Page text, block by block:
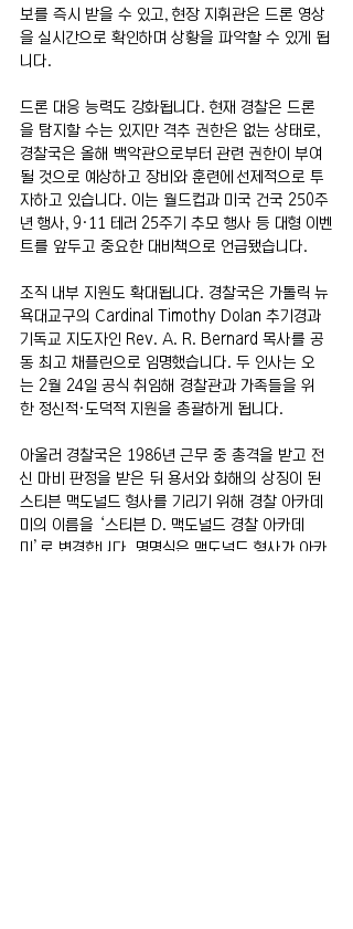
보를 즉시 받을 수 있고, 현장 지휘관은 드론 영상
을 실시간으로 확인하며 상황을 파악할 수 있게 됩
니다.
드론 대응 능력도 강화됩니다. 현재 경찰은 드론
을 탐지할 수는 있지만 격추 권한은 없는 상태로,
경찰국은 올해 백악관으로부터 관련 권한이 부여
될 것으로 예상하고 장비와 훈련에 선제적으로 투
자하고 있습니다. 이는 월드컵과 미국 건국 250주
년 행사, 9·11 테러 25주기 추모 행사 등 대형 이벤
트를 앞두고 중요한 대비책으로 언급됐습니다.
조직 내부 지원도 확대됩니다. 경찰국은 가톨릭 뉴
욕대교구의 Cardinal Timothy Dolan 추기경과
기독교 지도자인 Rev. A. R. Bernard 목사를 공
동 최고 채플린으로 임명했습니다. 두 인사는 오
는 2월 24일 공식 취임해 경찰관과 가족들을 위
한 정신적·도덕적 지원을 총괄하게 됩니다.
아울러 경찰국은 1986년 근무 중 총격을 받고 전
신 마비 판정을 받은 뒤 용서와 화해의 상징이 된
스티븐 맥도널드 형사를 기리기 위해 경찰 아카데
미의 이름을 ‘스티븐 D. 맥도널드 경찰 아카데
미’로 변경합니다. 명명식은 맥도널드 형사가 아카